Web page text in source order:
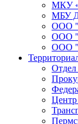
МКУ
МБУ
ООО
ООО
ООО
Центр